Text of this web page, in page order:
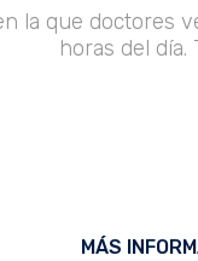
la que
horas del
MÁS